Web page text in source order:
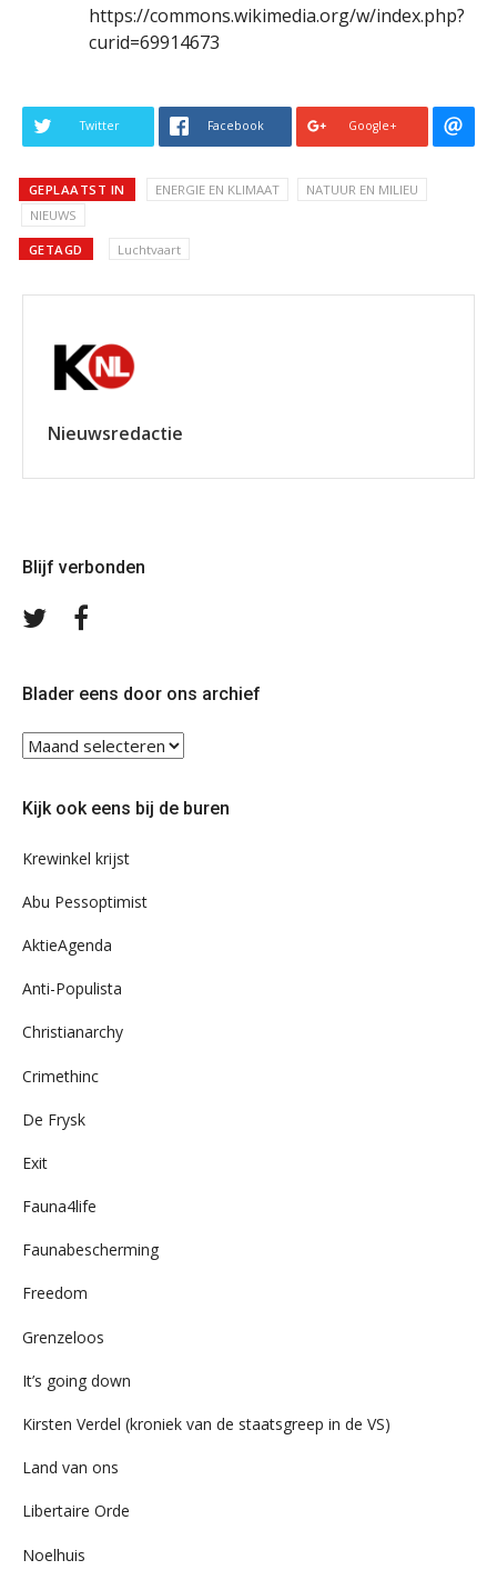
https://commons.wikimedia.org/w/index.php?
curid=69914673
Twitter Facebook Google+
GEPLAATST IN ENERGIE EN KLIMAAT
NATUUR EN MILIEU
NIEUWS
GETAGD Luchtvaart
Nieuwsredactie
Blijf verbonden
Volg
Blader eens door ons archief
Blader
eens
ons
Kijk ook eens bij de buren
Krewinkel krijst
Abu Pessoptimist
AktieAgenda
Anti-Populista
Christianarchy
Crimethinc
De Frysk
Exit
Fauna4life
Faunabescherming
Freedom
Grenzeloos
It’s going down
Kirsten Verdel (kroniek van de staatsgreep in de VS)
Land van ons
Libertaire Orde
Noelhuis